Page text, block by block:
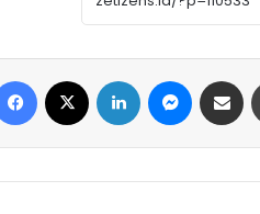
Facebook LinkedIn